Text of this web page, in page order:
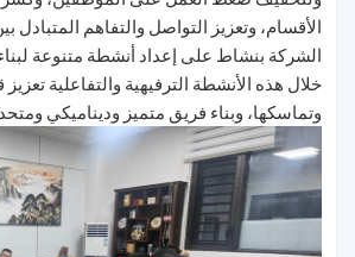
الأقسام، وتعزيز التواصل والتفاهم المتبادل
الشركة بنشاط على إعداد أنشطة متنوعة
خلال هذه الأنشطة الترفيهية والتفاعلية
وتماسكها، وبناء فريق متميز وديناميكي